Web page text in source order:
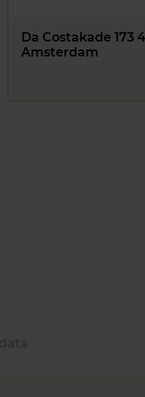
Da Costakade 173
Amsterdam